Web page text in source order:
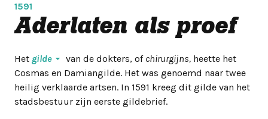
1591
Aderlaten als proef
Het gilde van de dokters, of chirurgijns, heette het
Cosmas en Damiangilde. Het was genoemd naar twee
heilig verklaarde artsen. In 1591 kreeg dit gilde van het
stadsbestuur zijn eerste gildebrief.